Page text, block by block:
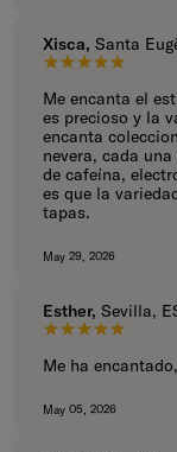
Xisca, Santa
5 de 5
Me encanta el
es precioso y la
encanta
nevera, cada
de cafeína,
es que la
tapas.
May 29, 2026
Esther, Sevilla,
5 de 5
Me ha
May 05, 2026